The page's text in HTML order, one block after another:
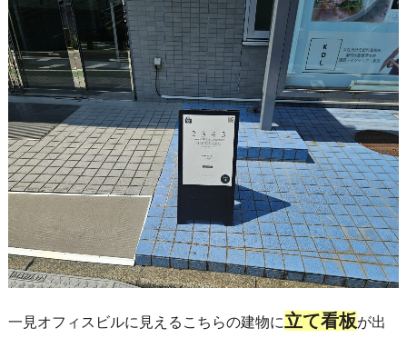
一見オフィスビルに見えるこちらの建物に立て看板が出